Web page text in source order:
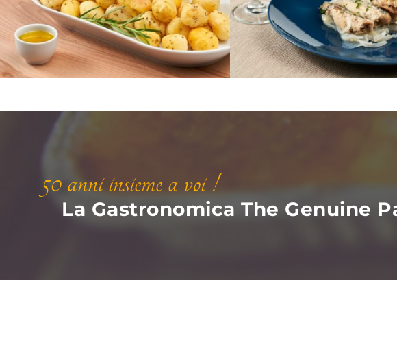
50 anni insieme a voi !
La Gastronomica The Genuine